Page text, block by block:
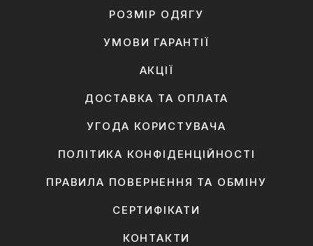
РОЗМІР ОДЯГУ
УМОВИ ГАРАНТІЇ
АКЦІЇ
ДОСТАВКА ТА ОПЛАТА
УГОДА КОРИСТУВАЧА
ПОЛІТИКА КОНФІДЕНЦІЙНОСТІ
ПРАВИЛА ПОВЕРНЕННЯ ТА ОБМІНУ
СЕРТИФІКАТИ
КОНТАКТИ